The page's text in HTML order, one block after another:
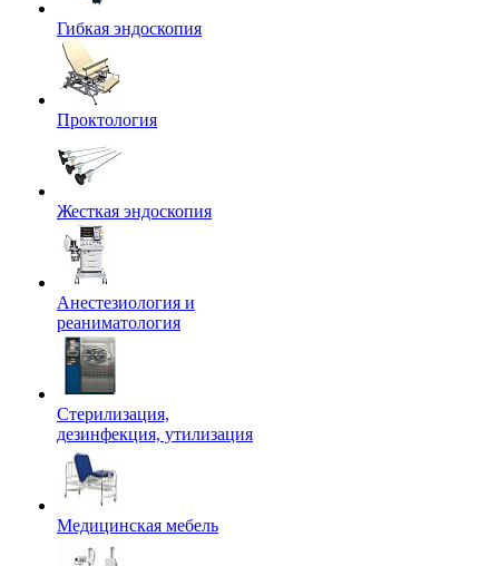
Гибкая эндоскопия
Проктология
Жесткая эндоскопия
Анестезиология и
реаниматология
Стерилизация,
дезинфекция, утилизация
Медицинская мебель